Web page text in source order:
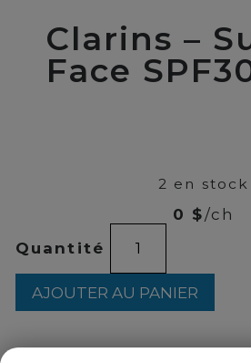
Clarins –
Face
2 en stock
0 $/ch
Quantité
-
Suncare
50ml
AJOUTER AU PANIER